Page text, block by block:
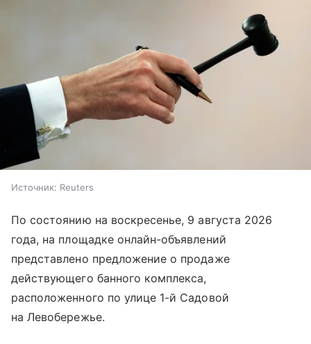
Источник: Reuters
По состоянию на воскресенье, 9 августа 2026
года, на площадке онлайн-объявлений
представлено предложение о продаже
действующего банного комплекса,
расположенного по улице 1-й Садовой
на Левобережье.